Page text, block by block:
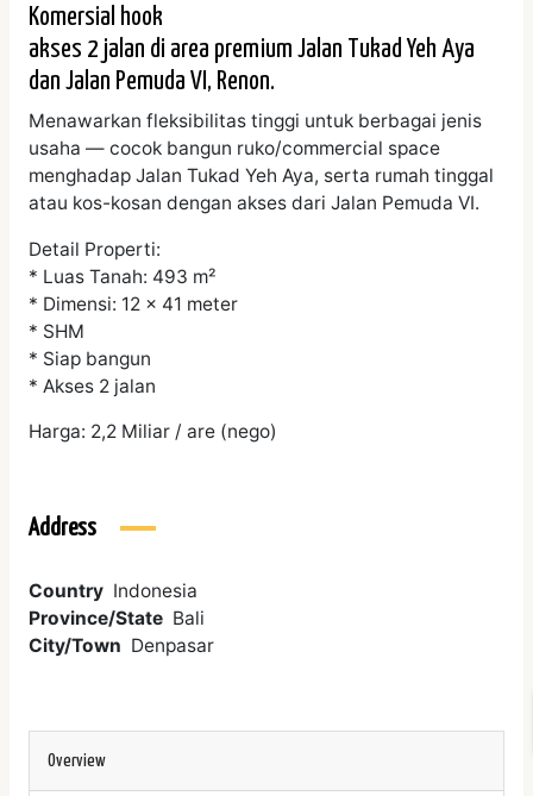
Komersial hook
akses 2 jalan di area premium Jalan Tukad Yeh Aya
dan Jalan Pemuda VI, Renon.
Menawarkan fleksibilitas tinggi untuk berbagai jenis
usaha — cocok bangun ruko/commercial space
menghadap Jalan Tukad Yeh Aya, serta rumah tinggal
atau kos-kosan dengan akses dari Jalan Pemuda VI.
Detail Properti:
* Luas Tanah: 493 m²
* Dimensi: 12 x 41 meter
* SHM
* Siap bangun
* Akses 2 jalan
Harga: 2,2 Miliar / are (nego)
Address
Country Indonesia
Province/State Bali
City/Town Denpasar
Overview